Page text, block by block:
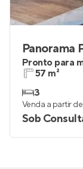
Panorama
Pronto para
57 m²
3
Venda a partir de
Sob